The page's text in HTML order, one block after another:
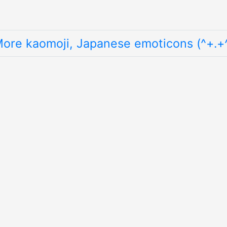
kaomoji, Japanese emoticons